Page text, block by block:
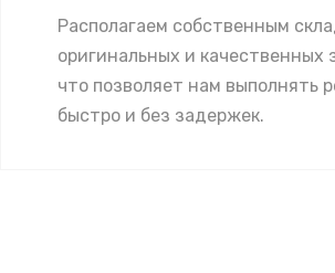
Располагаем собственным
оригинальных и качественных
что позволяет нам выполнять
быстро и без задержек.